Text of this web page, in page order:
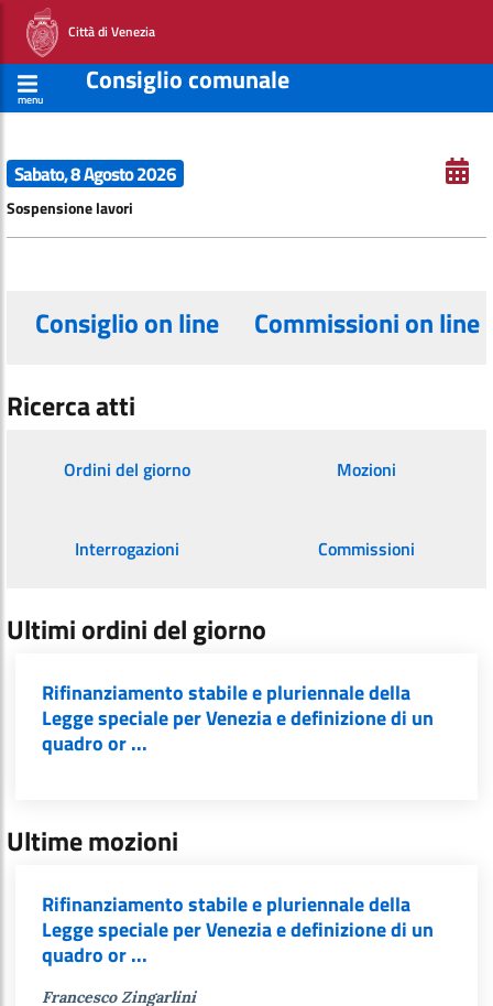
Città di Venezia
menu
Consiglio comunale
Sabato, 8 Agosto 2026
Sospensione lavori
Consiglio on line Commissioni on line
Ricerca atti
Ordini del giorno Mozioni
Interrogazioni Commissioni
Ultimi ordini del giorno
Rifinanziamento stabile e pluriennale della
Legge speciale per Venezia e definizione di un
quadro or ...
Ultime mozioni
Rifinanziamento stabile e pluriennale della
Legge speciale per Venezia e definizione di un
quadro or ...
Francesco Zingarlini